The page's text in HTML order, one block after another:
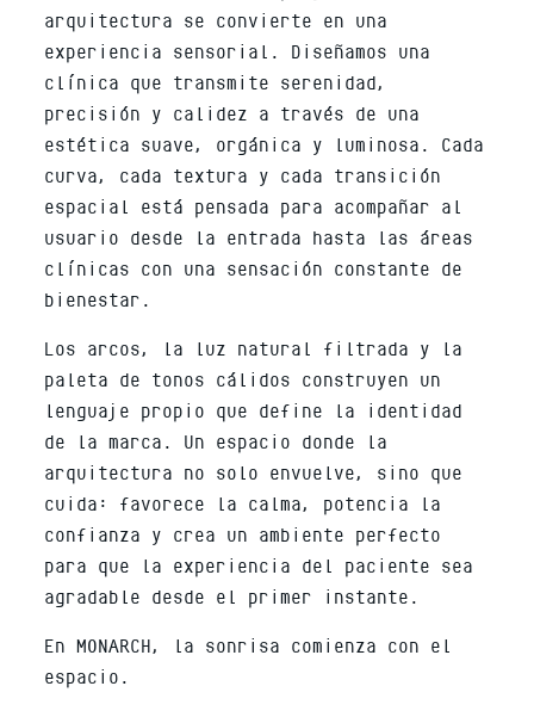
arquitectura se convierte en una
experiencia sensorial. Diseñamos una
clínica que transmite serenidad,
precisión y calidez a través de una
estética suave, orgánica y luminosa. Cada
curva, cada textura y cada transición
espacial está pensada para acompañar al
usuario desde la entrada hasta las áreas
clínicas con una sensación constante de
bienestar.
Los arcos, la luz natural filtrada y la
paleta de tonos cálidos construyen un
lenguaje propio que define la identidad
de la marca. Un espacio donde la
arquitectura no solo envuelve, sino que
cuida: favorece la calma, potencia la
confianza y crea un ambiente perfecto
para que la experiencia del paciente sea
agradable desde el primer instante.
En MONARCH, la sonrisa comienza con el
espacio.